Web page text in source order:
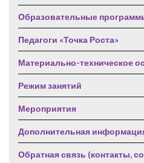
Образовательные
Педагоги «Точка Роста»
Материально-техническое
Режим занятий
Мероприятия
Дополнительная
Обратная связь (контакты,